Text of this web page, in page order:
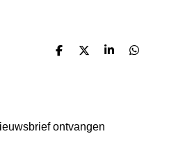
D
D
S
D
ontvangen